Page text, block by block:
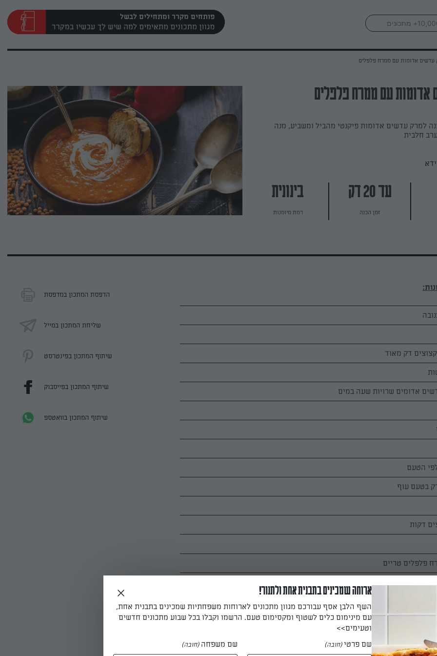
פותחים מקרר ומתחילים לבשל
עדשים אדומות עם ממרח פלפלים
אדומות עם ממרח פלפלים
למרק עדשים אדומות פיקנטי מהביל ומשביע, מנה
חלבית
עד 20 דק
זמן הכנה
בינונית
רמת מיומנות
הטעם
דקות
פלפלים טריים
הדפסת המתכון במדפסת
שליחת המתכון במייל
שיתוף המתכון בפינטרסט
שיתוף המתכון בפייסבוק
שיתוף המתכון בוואטספ
ארוחה שמכינים בתבנית אחת ולתנור!
השף הלבן אסף עבורכם מגוון מתכונים לארוחות משפחתיות שמכינים בתבנית אחת,
עם מינימום כלים לשטוף ומקסימום טעם. הרשמו וקבלו בכל שבוע מתכונים חדשים
וטעימים>>
שם פרטי(חובה) שם משפחה (חובה)